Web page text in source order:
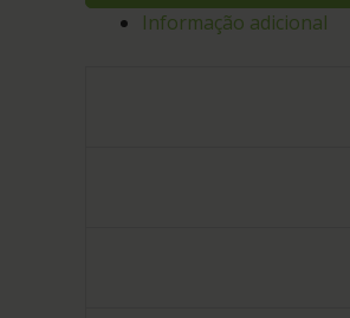
Informação adicional